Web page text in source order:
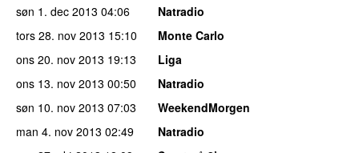
søn 1. dec 2013 04:06
Natradio
tors 28. nov 2013 15:10
Monte Carlo
ons 20. nov 2013 19:13
Liga
ons 13. nov 2013 00:50
Natradio
søn 10. nov 2013 07:03
WeekendMorgen
man 4. nov 2013 02:49
Natradio